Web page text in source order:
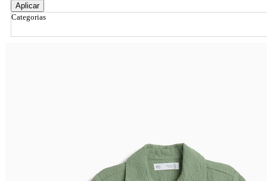
Aplicar
Categorias